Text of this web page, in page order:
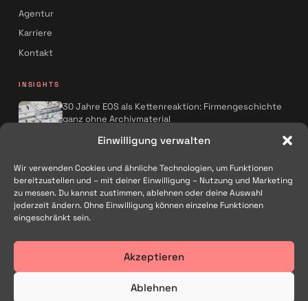
Einwilligung verwalten
Wir verwenden Cookies und ähnliche Technologien, um Funktionen
bereitzustellen und – mit deiner Einwilligung – Nutzung und Marketing
zu messen. Du kannst zustimmen, ablehnen oder deine Auswahl
jederzeit ändern. Ohne Einwilligung können einzelne Funktionen
eingeschränkt sein.
Akzeptieren
Ablehnen
Agentur
Karriere
Kontakt
INSIGHTS
30 Jahre EOS als Kettenreaktion: Firmengeschichte
ganz ohne Archivmaterial
Spreadfilms x AQMOS: Wie KI die
Kampagnenproduktion neu denkt
Alle Artikel→
FOLGEN
Filmproduktion und Kreativagentur in Traunstein – für Marken im
gesamten deutschsprachigen Raum.